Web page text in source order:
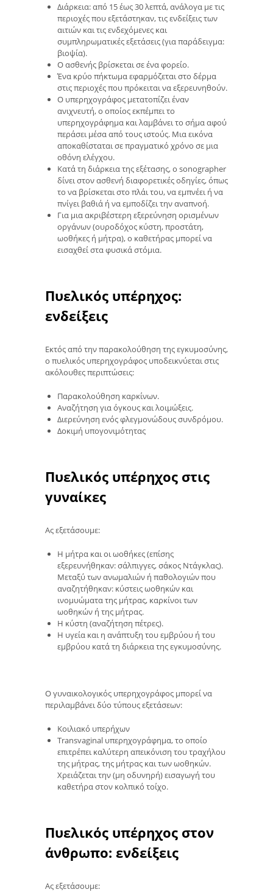
Διάρκεια: από 15 έως 30 λεπτά, ανάλογα με τις
περιοχές που εξετάστηκαν, τις ενδείξεις των
αιτιών και τις ενδεχόμενες και
συμπληρωματικές εξετάσεις (για παράδειγμα:
βιοψία).
Ο ασθενής βρίσκεται σε ένα φορείο.
Ένα κρύο πήκτωμα εφαρμόζεται στο δέρμα
στις περιοχές που πρόκειται να εξερευνηθούν.
Ο υπερηχογράφος μετατοπίζει έναν
ανιχνευτή, ο οποίος εκπέμπει το
υπερηχογράφημα και λαμβάνει το σήμα αφού
περάσει μέσα από τους ιστούς. Μια εικόνα
αποκαθίσταται σε πραγματικό χρόνο σε μια
οθόνη ελέγχου.
Κατά τη διάρκεια της εξέτασης, ο sonographer
δίνει στον ασθενή διαφορετικές οδηγίες, όπως
το να βρίσκεται στο πλάι του, να εμπνέει ή να
πνίγει βαθιά ή να εμποδίζει την αναπνοή.
Για μια ακριβέστερη εξερεύνηση ορισμένων
οργάνων (ουροδόχος κύστη, προστάτη,
ωοθήκες ή μήτρα), ο καθετήρας μπορεί να
εισαχθεί στα φυσικά στόμια.
Πυελικός υπέρηχος:
ενδείξεις
Εκτός από την παρακολούθηση της εγκυμοσύνης,
ο πυελικός υπερηχογράφος υποδεικνύεται στις
ακόλουθες περιπτώσεις:
Παρακολούθηση καρκίνων.
Αναζήτηση για όγκους και λοιμώξεις.
Διερεύνηση ενός φλεγμονώδους συνδρόμου.
Δοκιμή υπογονιμότητας
Πυελικός υπέρηχος στις
γυναίκες
Ας εξετάσουμε:
Η μήτρα και οι ωοθήκες (επίσης
εξερευνήθηκαν: σάλπιγγες, σάκος Ντάγκλας).
Μεταξύ των ανωμαλιών ή παθολογιών που
αναζητήθηκαν: κύστεις ωοθηκών και
ινομυώματα της μήτρας, καρκίνοι των
ωοθηκών ή της μήτρας.
Η κύστη (αναζήτηση πέτρες).
Η υγεία και η ανάπτυξη του εμβρύου ή του
εμβρύου κατά τη διάρκεια της εγκυμοσύνης.
Ο γυναικολογικός υπερηχογράφος μπορεί να
περιλαμβάνει δύο τύπους εξετάσεων:
Κοιλιακό υπερήχων
Transvaginal υπερηχογράφημα, το οποίο
επιτρέπει καλύτερη απεικόνιση του τραχήλου
της μήτρας, της μήτρας και των ωοθηκών.
Χρειάζεται την (μη οδυνηρή) εισαγωγή του
καθετήρα στον κολπικό τοίχο.
Πυελικός υπέρηχος στον
άνθρωπο: ενδείξεις
Ας εξετάσουμε: